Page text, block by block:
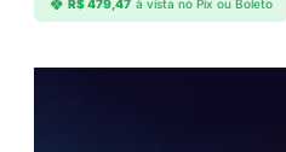
R$479,47 à vista no Pix ou Boleto